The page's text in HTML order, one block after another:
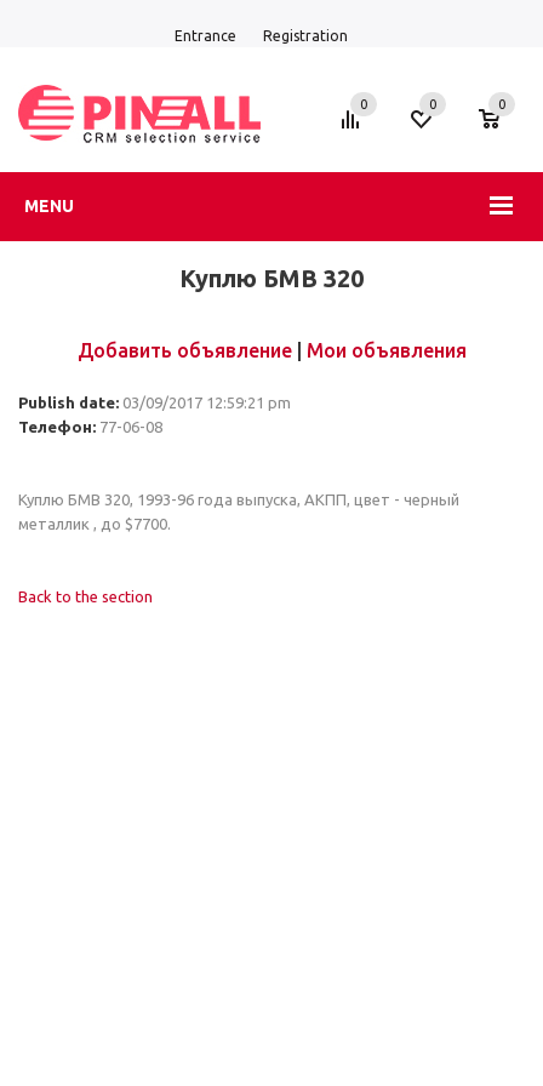
Entrance Registration
MENU
0 0 0
Куплю БМВ 320
Добавить объявление| Мои объявления
Publish date: 03/09/2017 12:59:21 pm
Телефон: 77-06-08
Куплю БМВ 320, 1993-96 года выпуска, АКПП, цвет - черный
металлик , до $7700.
Back to the section